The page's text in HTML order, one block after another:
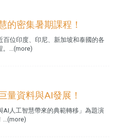
的密集暑期課程！
位印度、印尼、新加坡和泰國的各
。...(more)
量資料與AI發展！
AI人工智慧帶來的典範轉移」為題演
...(more)